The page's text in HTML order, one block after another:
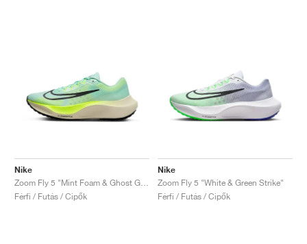
Nike
Férfi / Futás / Cipők
Nike
Zoom Fly 5 "White & Green Strike"
Férfi / Futás / Cipők